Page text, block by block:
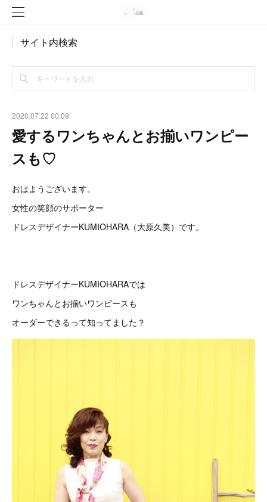
サイト内検索
2020.07.22 00:09
愛するワンちゃんとお揃いワンピー
スも♡
おはようございます。
女性の笑顔のサポーター
ドレスデザイナーKUMIOHARA（大原久美）です。
ドレスデザイナーKUMIOHARAでは
ワンちゃんとお揃いワンピースも
オーダーできるって知ってました？